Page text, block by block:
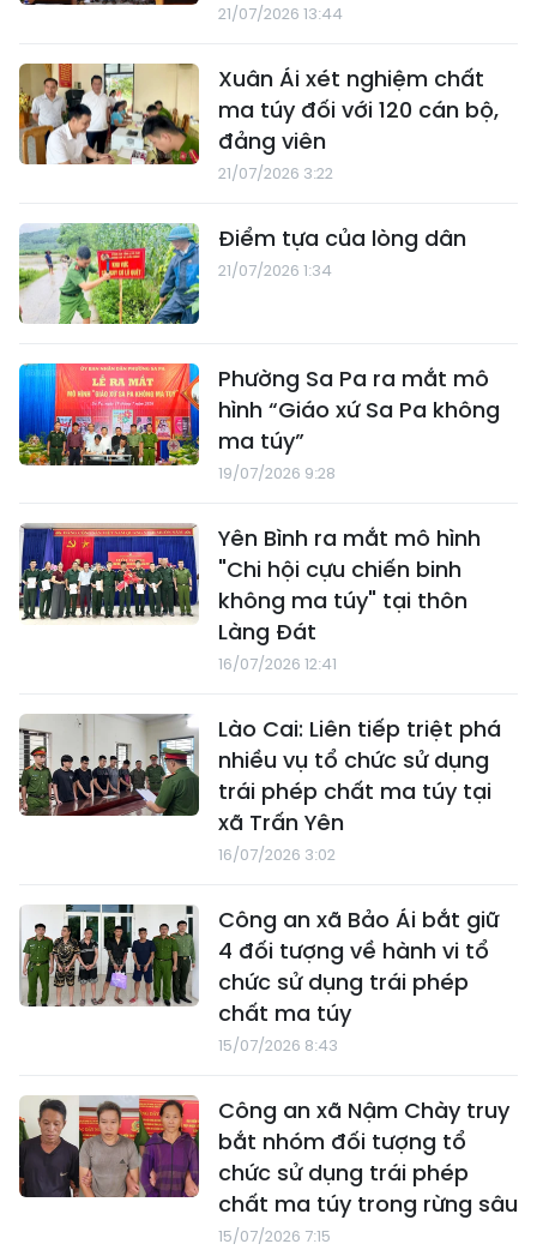
21/07/2026 13:44
Xuân Ái xét nghiệm chất
ma túy đối với 120 cán bộ,
đảng viên
21/07/2026 3:22
Điểm tựa của lòng dân
21/07/2026 1:34
Phường Sa Pa ra mắt mô
hình “Giáo xứ Sa Pa không
ma túy”
19/07/2026 9:28
Yên Bình ra mắt mô hình
"Chi hội cựu chiến binh
không ma túy" tại thôn
Làng Đát
16/07/2026 12:41
Lào Cai: Liên tiếp triệt phá
nhiều vụ tổ chức sử dụng
trái phép chất ma túy tại
xã Trấn Yên
16/07/2026 3:02
Công an xã Bảo Ái bắt giữ
4 đối tượng về hành vi tổ
chức sử dụng trái phép
chất ma túy
15/07/2026 8:43
Công an xã Nậm Chày truy
bắt nhóm đối tượng tổ
chức sử dụng trái phép
chất ma túy trong rừng sâu
15/07/2026 7:15